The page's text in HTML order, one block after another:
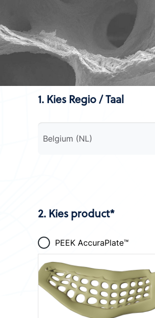
1. Kies Regio / Taal
Belgium (NL)
2. Kies product*
PEEK AccuraPlate™